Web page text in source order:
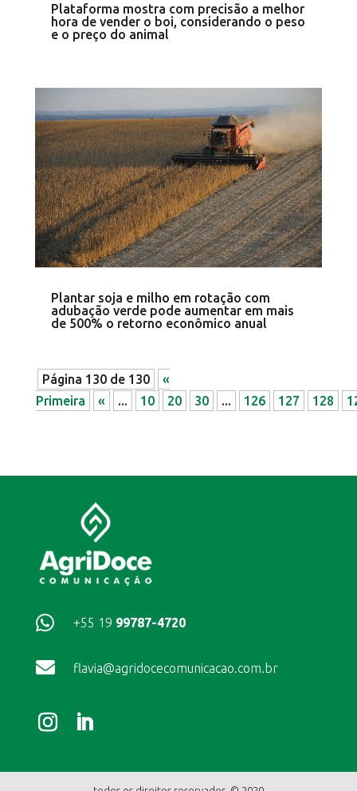
Plataforma mostra com precisão a melhor
hora de vender o boi, considerando o peso
e o preço do animal
Plantar soja e milho em rotação com
adubação verde pode aumentar em mais
de 500% o retorno econômico anual
Página 130 de 130
«
Primeira
« ... 10 20 30 ... 126 127 128
 +55 19 99787-4720
 flavia@agridocecomunicacao.com.br